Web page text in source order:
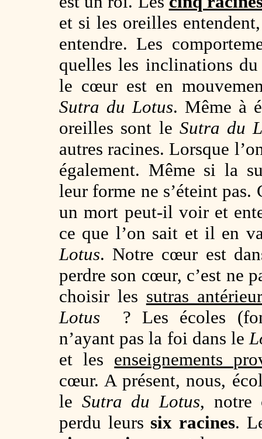
et si les oreilles
entendre. Les
quelles les inclinations
le cœur est en
Sutra du Lotus. Même à
oreilles sont le Sutra du
autres racines. Lorsque
également. Même si la
leur forme ne s’éteint
un mort peut-il voir et
ce que l’on sait et il en
Lotus. Notre cœur est
perdre son cœur, c’est ne
choisir les sutras
Lotus ? Les écoles
n’ayant pas la foi dans le
et les enseignements
cœur. A présent, nous,
le Sutra du Lotus, notre
perdu leurs six racines.